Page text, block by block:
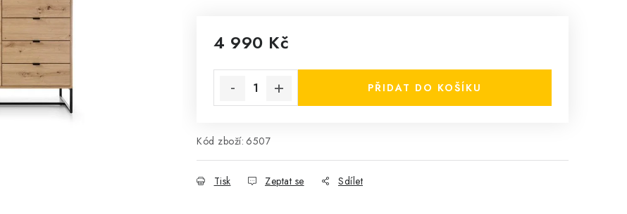
4 990 Kč
PŘIDAT DO KOŠÍKU
Kód zboží: 6507
Tisk Zeptat se Sdílet